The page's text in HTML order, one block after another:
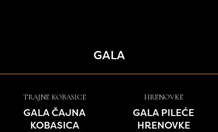
GALA
TRAJNE KOBASICE
GALA ČAJNA
KOBASICA
HRENOVKE
GALA PILEĆE
HRENOVKE